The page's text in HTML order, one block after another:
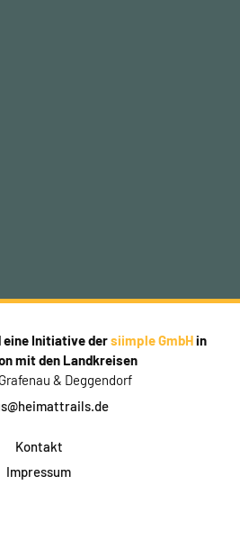
eine Initiative dersiimple GmbHin
mit den Landkreisen
& Deggendorf
Kontakt
Impressum